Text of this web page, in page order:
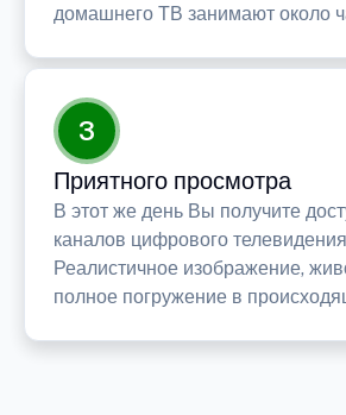
домашнего ТВ занимают около
3
Приятного просмотра
В этот же день Вы получите
каналов цифрового
Реалистичное изображение,
полное погружение в